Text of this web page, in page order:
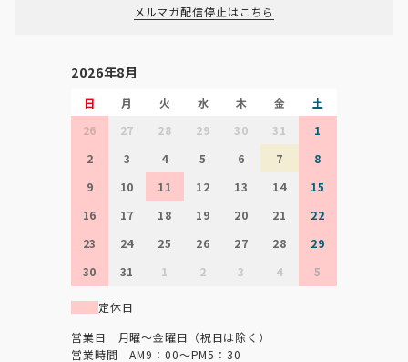
メルマガ配信停止はこちら
2026年8月
日 月 火 水 木 金
土
26
27 28 29 30 31
1
2
3 4 5 6 7
8
9
10 11 12 13 14
15
16
17 18 19 20 21
22
23
24 25 26 27 28
29
30
31 1 2 3 4 5
定休日
営業日 月曜～金曜日（祝日は除く）
営業時間 AM9：00～PM5：30